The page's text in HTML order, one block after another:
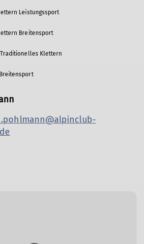
Leistungssport
Breitensport
Klettern